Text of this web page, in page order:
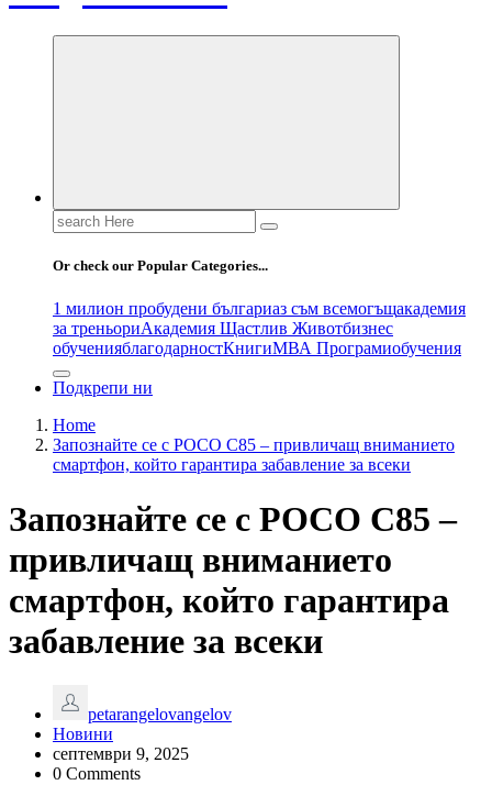
Search
for:
Or check our Popular Categories...
1 милион пробудени българиаз съм всемогъщакадемия
за треньориАкадемия Щастлив Животбизнес
обученияблагодарностКнигиМВА Програмиобучения
Подкрепи ни
Home
Запознайте се с POCO C85 – привличащ вниманието
смартфон, който гарантира забавление за всеки
Запознайте се с POCO C85 –
привличащ вниманието
смартфон, който гарантира
забавление за всеки
petarangelovangelov
Новини
септември 9, 2025
0 Comments